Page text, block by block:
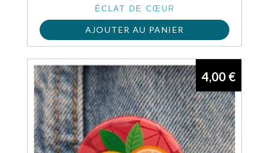
ÉCLAT DE CŒUR
AJOUTER AU PANIER
4,00 €